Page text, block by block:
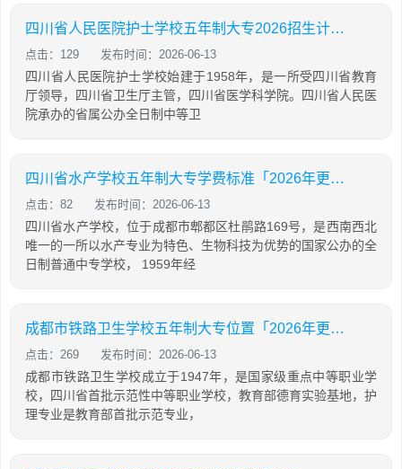
四川省人民医院护士学校五年制大专2026招生计划「2026年更新」
点击：129 发布时间：2026-06-13
四川省人民医院护士学校始建于1958年，是一所受四川省教育
厅领导，四川省卫生厅主管，四川省医学科学院。四川省人民医
院承办的省属公办全日制中等卫
四川省水产学校五年制大专学费标准「2026年更新」
点击：82 发布时间：2026-06-13
四川省水产学校，位于成都市郫都区杜鹃路169号，是西南西北
唯一的一所以水产专业为特色、生物科技为优势的国家公办的全
日制普通中专学校， 1959年经
成都市铁路卫生学校五年制大专位置「2026年更新」
点击：269 发布时间：2026-06-13
成都市铁路卫生学校成立于1947年，是国家级重点中等职业学
校，四川省首批示范性中等职业学校，教育部德育实验基地，护
理专业是教育部首批示范专业，